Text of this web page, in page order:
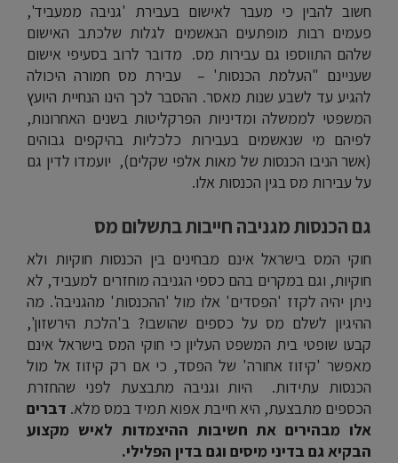
חשוב להבין כי מעבר לאישום בעבירת 'גניבה ממעביד',
פעמים רבות מופתעים הנאשמים לגלות שלכתב האישום
שלהם התווספו גם עבירות מס. מדובר לרוב בסעיפי אישום
שעניינם "העלמת הכנסות' – עבירת מס חמורה היכולה
להגיע עד לשבע שנות מאסר. ההסבר לכך הינו הנחיית היועץ
המשפטי לממשלה ומדיניות הפרקליטות בשנים האחרונות,
לפיהם מי שנאשמים בעבירות כלכליות בהיקפים גבוהים
(אשר הניבו הכנסות של מאות אלפי שקלים), יועמדו לדין גם
על עבירות מס בגין הכנסות אלו.
גם הכנסות מגניבה חייבות בתשלום מס
חוקי המס בישראל אינם מבחינים בין הכנסות חוקיות ולא
חוקיות, וגם במקרים בהם כספי הגניבה מוחזרים למעביד, לא
ניתן יהיה לקזז 'הפסדים' אלו מול 'ההכנסות' מהגניבה'. מה
ההיגיון לשלם מס על כספים שהושבו? ב'הלכת הירשזון',
קבעו שופטי בית המשפט העליון כי חוקי המס בישראל אינם
מאפשר 'קיזוז אחורה' של הפסד, כי אם רק קיזוז אל מול
הכנסות עתידות. היות וגניבה מתבצעת לפני שהחזרת
הכספים מתבצעת, היא חייבת אפוא תמיד במס מלא. דברים
אלו מבהירים את חשיבות ההיצמדות לאיש מקצוע
הבקיא גם בדיני מיסים וגם בדין הפלילי.